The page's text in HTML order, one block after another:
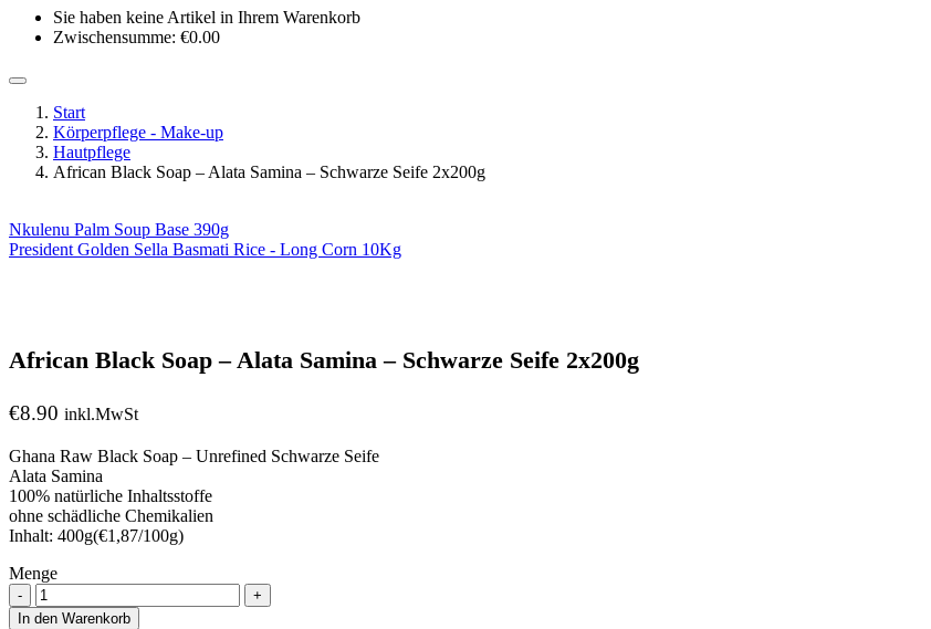
Sie haben keine Artikel in Ihrem Warenkorb
Zwischensumme: €0.00
Start
Körperpflege - Make-up
Hautpflege
African Black Soap – Alata Samina – Schwarze Seife 2x200g
Nkulenu Palm Soup Base 390g
President Golden Sella Basmati Rice - Long Corn 10Kg
African Black Soap – Alata Samina – Schwarze Seife 2x200g
€8.90 inkl.MwSt
Ghana Raw Black Soap – Unrefined Schwarze Seife
Alata Samina
100% natürliche Inhaltsstoffe
ohne schädliche Chemikalien
Inhalt: 400g(€1,87/100g)
Menge
Menge
In den Warenkorb